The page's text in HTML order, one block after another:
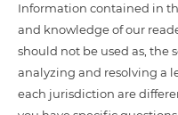
Information contained in
and knowledge of our
should not be used as, the
analyzing and resolving a
each jurisdiction are